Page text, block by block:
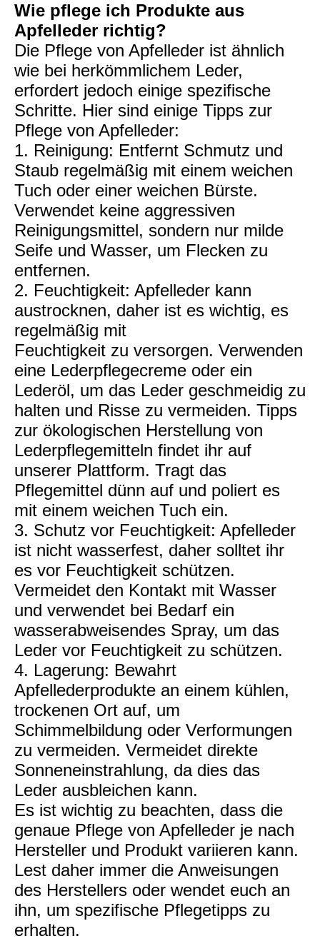
Wie pflege ich Produkte aus
Apfelleder richtig?
Die Pflege von Apfelleder ist ähnlich
wie bei herkömmlichem Leder,
erfordert jedoch einige spezifische
Schritte. Hier sind einige Tipps zur
Pflege von Apfelleder:
1. Reinigung: Entfernt Schmutz und
Staub regelmäßig mit einem weichen
Tuch oder einer weichen Bürste.
Verwendet keine aggressiven
Reinigungsmittel, sondern nur milde
Seife und Wasser, um Flecken zu
entfernen.
2. Feuchtigkeit: Apfelleder kann
austrocknen, daher ist es wichtig, es
regelmäßig mit
Feuchtigkeit zu versorgen. Verwenden
eine Lederpflegecreme oder ein
Lederöl, um das Leder geschmeidig zu
halten und Risse zu vermeiden. Tipps
zur ökologischen Herstellung von
Lederpflegemitteln findet ihr auf
unserer Plattform. Tragt das
Pflegemittel dünn auf und poliert es
mit einem weichen Tuch ein.
3. Schutz vor Feuchtigkeit: Apfelleder
ist nicht wasserfest, daher solltet ihr
es vor Feuchtigkeit schützen.
Vermeidet den Kontakt mit Wasser
und verwendet bei Bedarf ein
wasserabweisendes Spray, um das
Leder vor Feuchtigkeit zu schützen.
4. Lagerung: Bewahrt
Apfellederprodukte an einem kühlen,
trockenen Ort auf, um
Schimmelbildung oder Verformungen
zu vermeiden. Vermeidet direkte
Sonneneinstrahlung, da dies das
Leder ausbleichen kann.
Es ist wichtig zu beachten, dass die
genaue Pflege von Apfelleder je nach
Hersteller und Produkt variieren kann.
Lest daher immer die Anweisungen
des Herstellers oder wendet euch an
ihn, um spezifische Pflegetipps zu
erhalten.